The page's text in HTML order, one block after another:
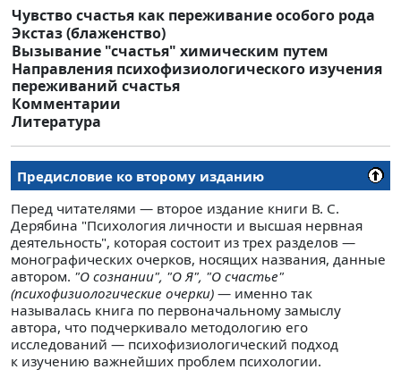
Чувство счастья как переживание особого рода
Экстаз (блаженство)
Вызывание "счастья" химическим путем
Направления психофизиологического изучения
переживаний счастья
Комментарии
Литература
Предисловие ко второму изданию
Перед читателями — второе издание книги В. С.
Дерябина "Психология личности и высшая нервная
деятельность", которая состоит из трех разделов —
монографических очерков, носящих названия, данные
автором. "О сознании", "О Я", "О счастье"
(психофизиологические очерки) — именно так
называлась книга по первоначальному замыслу
автора, что подчеркивало методологию его
исследований — психофизиологический подход
к изучению важнейших проблем психологии.